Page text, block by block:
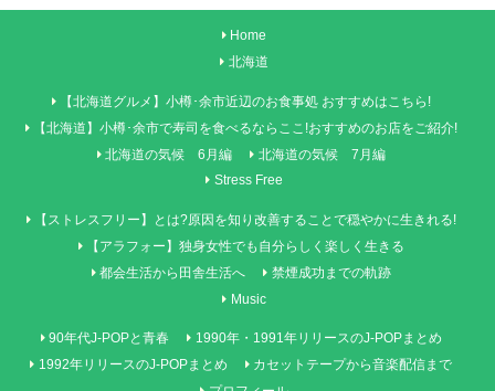
Home
北海道
【北海道グルメ】小樽･余市近辺のお食事処 おすすめはこちら!
【北海道】小樽･余市で寿司を食べるならここ!おすすめのお店をご紹介!
北海道の気候 6月編
北海道の気候 7月編
Stress Free
【ストレスフリー】とは?原因を知り改善することで穏やかに生きれる!
【アラフォー】独身女性でも自分らしく楽しく生きる
都会生活から田舎生活へ
禁煙成功までの軌跡
Music
90年代J-POPと青春
1990年・1991年リリースのJ-POPまとめ
1992年リリースのJ-POPまとめ
カセットテープから音楽配信まで